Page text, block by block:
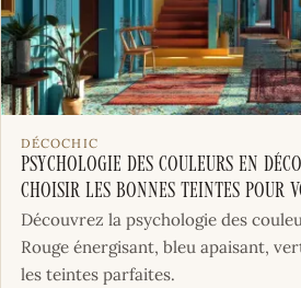
DÉCOCHIC
Psychologie des couleurs en
choisir les bonnes teintes pour
Découvrez la psychologie des
Rouge énergisant, bleu apaisant,
les teintes parfaites.